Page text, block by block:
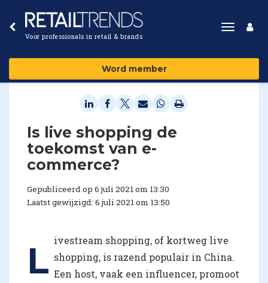
Voor professionals in retail & brands
Toggle
Word member
Is live shopping de
toekomst van e-
commerce?
Gepubliceerd op 6 juli 2021 om 13:30
Laatst gewijzigd: 6 juli 2021 om 13:50
L ivestream shopping, of kortweg live
shopping, is razend populair in China.
Een host, vaak een influencer, promoot